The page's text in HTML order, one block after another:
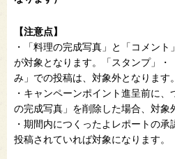
【注意点】
・「料理の完成写真」と「コメン
が対象となります。「スタンプ」・
み」での投稿は、対象外となります。
・キャンペーンポイント進呈前に
の完成写真」を削除した場合、対象
・期間内につくったよレポートの
投稿されていれば対象になります。